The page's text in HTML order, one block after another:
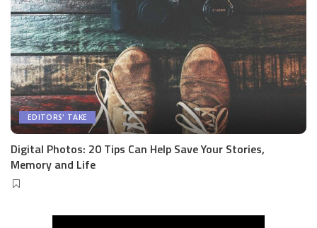
EDITORS' TAKE
Digital Photos: 20 Tips Can Help Save Your Stories,
Memory and Life